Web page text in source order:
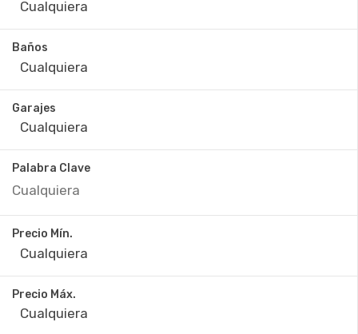
Baños
Garajes
Palabra Clave
Precio Mín.
Precio Máx.